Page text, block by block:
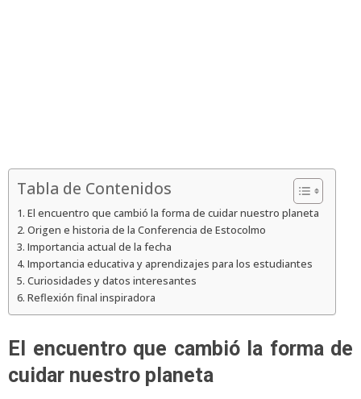
Tabla de Contenidos
El encuentro que cambió la forma de cuidar nuestro planeta
Origen e historia de la Conferencia de Estocolmo
Importancia actual de la fecha
Importancia educativa y aprendizajes para los estudiantes
Curiosidades y datos interesantes
Reflexión final inspiradora
El encuentro que cambió la forma de
cuidar nuestro planeta